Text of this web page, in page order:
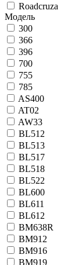
Roadcruza
Модель
300
366
396
700
755
785
AS400
AT02
AW33
BL512
BL513
BL517
BL518
BL522
BL600
BL611
BL612
BM638R
BM912
BM916
BM919